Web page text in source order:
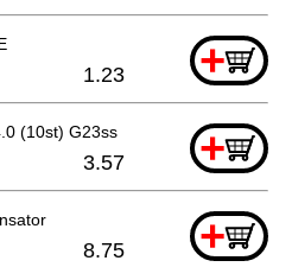
+
1.23
(10st) G23ss +
3.57
+
8.75